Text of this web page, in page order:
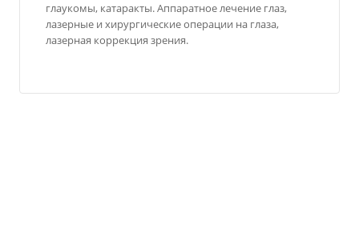
глаукомы, катаракты. Аппаратное лечение глаз,
лазерные и хирургические операции на глаза,
лазерная коррекция зрения.